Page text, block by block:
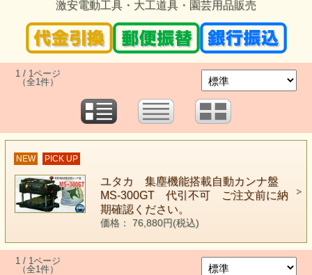
激安電動工具・大工道具・園芸用品販売
1 / 1ページ
（全1件）
NEW PICK UP
ユタカ 集塵機能搭載自動カンナ盤
MS-300GT 代引不可 ご注文前に納
期確認ください。
価格： 76,880円(税込)
1 / 1ページ
（全1件）